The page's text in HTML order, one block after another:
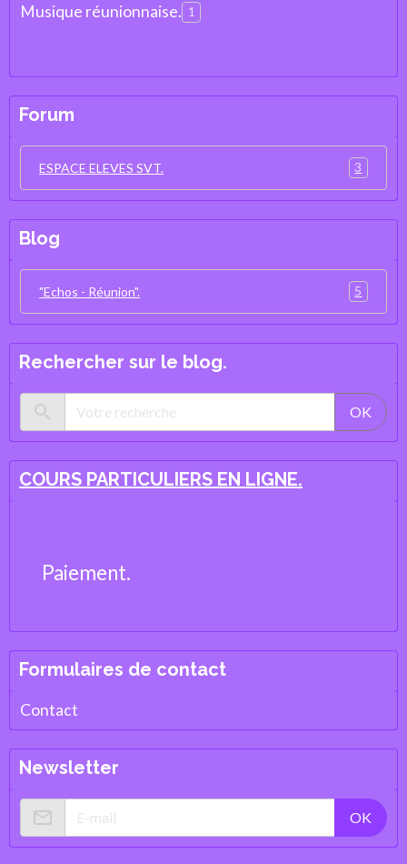
Musique réunionnaise. 1
Forum
ESPACE ELEVES SVT. 3
Blog
"Echos - Réunion". 5
Rechercher sur le blog.
OK
COURS PARTICULIERS EN LIGNE.
Paiement.
Formulaires de contact
Contact
Newsletter
OK